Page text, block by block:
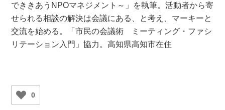
でききあうNPOマネジメント～」を執筆。活動者から寄
せられる相談の解決は会議にある、と考え、マーキーと
交流を始める。「市民の会議術 ミーティング・ファシ
リテーション入門」協力。高知県高知市在住
0